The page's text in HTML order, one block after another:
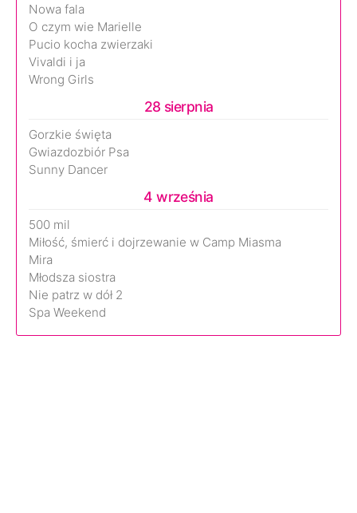
Nowa fala
O czym wie Marielle
Pucio kocha zwierzaki
Vivaldi i ja
Wrong Girls
28 sierpnia
Gorzkie święta
Gwiazdozbiór Psa
Sunny Dancer
4 września
500 mil
Miłość, śmierć i dojrzewanie w Camp Miasma
Mira
Młodsza siostra
Nie patrz w dół 2
Spa Weekend